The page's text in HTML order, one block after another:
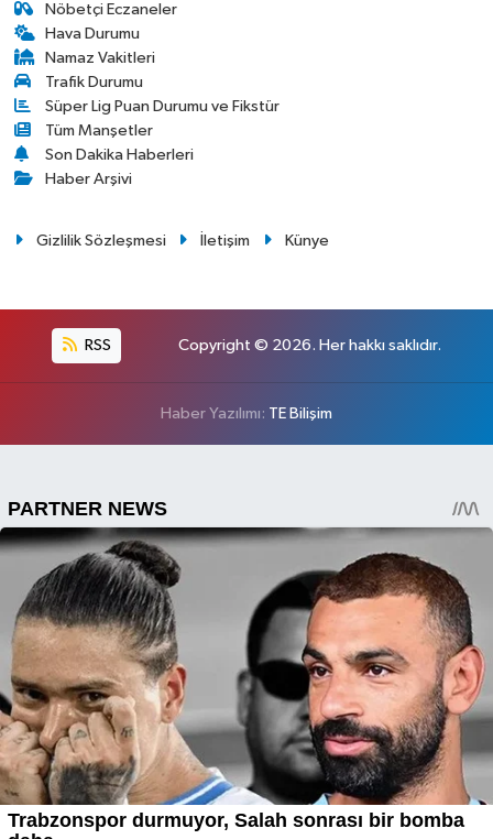
Nöbetçi Eczaneler
Hava Durumu
Namaz Vakitleri
Trafik Durumu
Süper Lig Puan Durumu ve Fikstür
Tüm Manşetler
Son Dakika Haberleri
Haber Arşivi
Gizlilik Sözleşmesi İletişim Künye
RSS Copyright © 2026. Her hakkı saklıdır.
Haber Yazılımı: TE Bilişim